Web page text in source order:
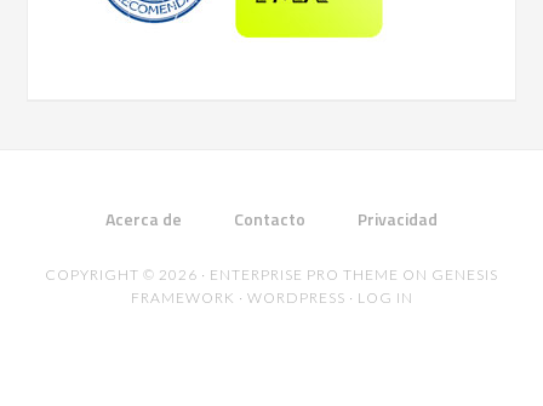
Acerca de Contacto Privacidad
COPYRIGHT © 2026 · ENTERPRISE PRO THEME ON GENESIS
FRAMEWORK · WORDPRESS · LOG IN